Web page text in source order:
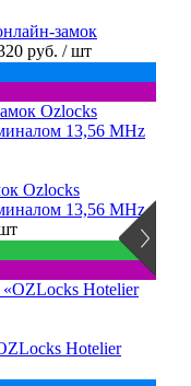
замок
руб. / шт
Ozlocks
13,56 MHz
Hotelier